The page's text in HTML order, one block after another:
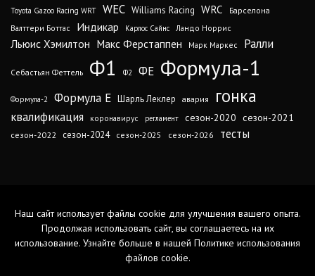
Toyota Gazoo Racing WRT WEC Williams Racing WRC
Барселона
Валттери Боттас
Индикар Карлос Сайнс Ландо Норрис
Льюис Хэмилтон Макс Ферстаппен Марк Маркес Ралли
Себастьян Феттель Ф1 Ф2 ФЕ Формула-1
Формула-2 Формула Е Шарль Леклер авария гонка
квалификация коронавирус регламент сезон-2020 сезон-2021
сезон-2022 сезон-2024 сезон-2025 сезон-2026 тесты
Наш сайт использует файлы cookie для улучшения вашего опыта.
Продолжая использовать сайт, вы соглашаетесь на их
использование. Узнайте больше в нашей Политике использования
файлов cookie.